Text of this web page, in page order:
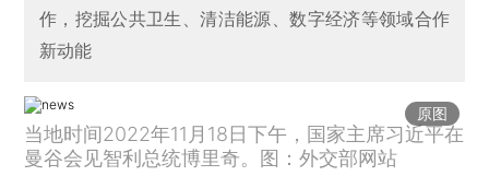
作，挖掘公共卫生、清洁能源、数字经济等领域合作
新动能
原图
当地时间2022年11月18日下午，国家主席习近平在
曼谷会见智利总统博里奇。图：外交部网站